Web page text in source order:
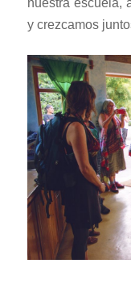
y crezcamos